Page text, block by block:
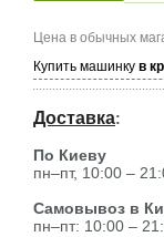
Цена в обычных
Купить машинку в
Доставка:
По Киеву
пн–пт, 10:00 –
Самовывоз в
пн–пт: 10:00 –